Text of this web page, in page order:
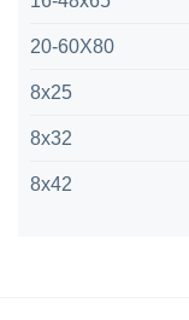
20-60X80
8x25
8x32
8x42